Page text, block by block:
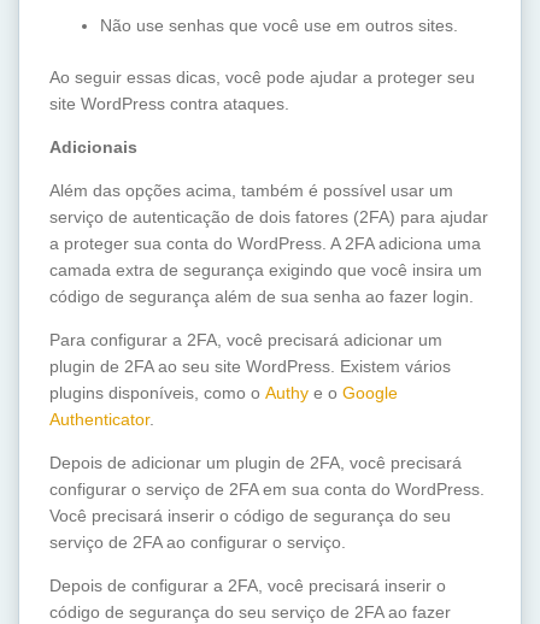
Não use senhas que você use em outros sites.
Ao seguir essas dicas, você pode ajudar a proteger seu
site WordPress contra ataques.
Adicionais
Além das opções acima, também é possível usar um
serviço de autenticação de dois fatores (2FA) para ajudar
a proteger sua conta do WordPress. A 2FA adiciona uma
camada extra de segurança exigindo que você insira um
código de segurança além de sua senha ao fazer login.
Para configurar a 2FA, você precisará adicionar um
plugin de 2FA ao seu site WordPress. Existem vários
plugins disponíveis, como o Authy e o Google
Authenticator.
Depois de adicionar um plugin de 2FA, você precisará
configurar o serviço de 2FA em sua conta do WordPress.
Você precisará inserir o código de segurança do seu
serviço de 2FA ao configurar o serviço.
Depois de configurar a 2FA, você precisará inserir o
código de segurança do seu serviço de 2FA ao fazer